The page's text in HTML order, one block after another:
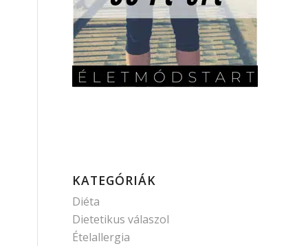
KATEGÓRIÁK
Diéta
Dietetikus válaszol
Ételallergia